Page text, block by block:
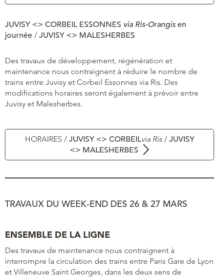
JUVISY <> CORBEIL ESSONNES via Ris-Orangis en
journée / JUVISY <> MALESHERBES
Des travaux de développement, régénération et
maintenance nous contraignent à réduire le nombre de
trains entre Juvisy et Corbeil Essonnes via Ris. Des
modifications horaires seront également à prévoir entre
Juvisy et Malesherbes.
HORAIRES / JUVISY <> CORBEILvia Ris/ JUVISY
<> MALESHERBES
TRAVAUX DU WEEK-END DES 26 & 27 MARS
ENSEMBLE DE LA LIGNE
Des travaux de maintenance nous contraignent à
interrompre la circulation des trains entre Paris Gare de Lyon
et Villeneuve Saint Georges, dans les deux sens de